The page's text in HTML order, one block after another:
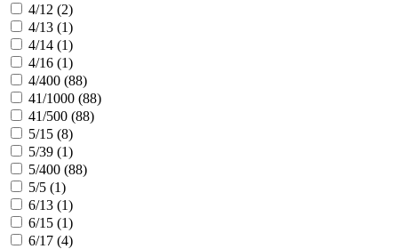
4/12 (2)
4/13 (1)
4/14 (1)
4/16 (1)
4/400 (88)
41/1000 (88)
41/500 (88)
5/15 (8)
5/39 (1)
5/400 (88)
5/5 (1)
6/13 (1)
6/15 (1)
6/17 (4)